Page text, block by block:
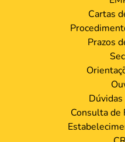
Cartas
Prazos
Consulta de